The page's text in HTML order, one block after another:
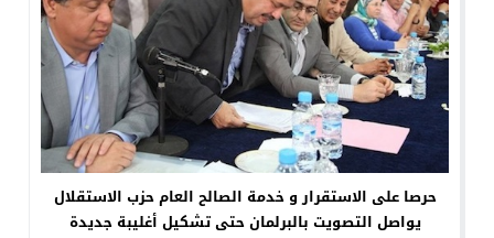
حرصا على الاستقرار و خدمة الصالح العام حزب الاستقلال
يواصل التصويت بالبرلمان حتى تشكيل أغليبة جديدة